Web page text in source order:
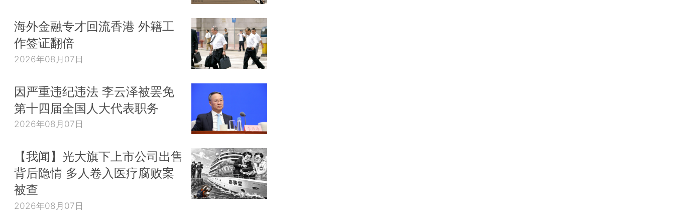
海外金融专才回流香港 外籍工
作签证翻倍
2026年08月07日
因严重违纪违法 李云泽被罢免
第十四届全国人大代表职务
2026年08月07日
【我闻】光大旗下上市公司出售
背后隐情 多人卷入医疗腐败案
被查
2026年08月07日